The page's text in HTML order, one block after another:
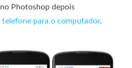
Photoshop depois
para o computador.